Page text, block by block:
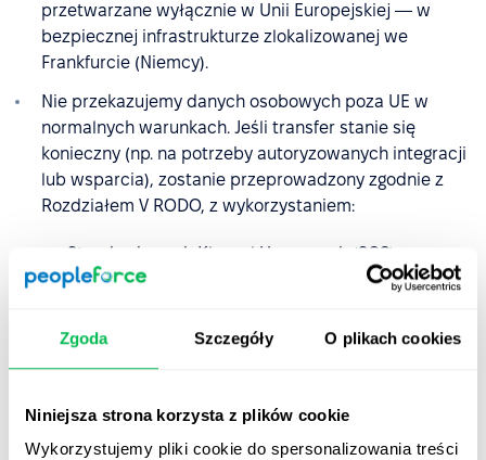
Zgoda Szczegóły O plikach cookies
Niniejsza strona korzysta z plików cookie
Wykorzystujemy pliki cookie do spersonalizowania treści
przetwarzane wyłącznie w Unii Europejskiej — w
bezpiecznej infrastrukturze zlokalizowanej we
Frankfurcie (Niemcy).
Nie przekazujemy danych osobowych poza UE w
normalnych warunkach. Jeśli transfer stanie się
konieczny (np. na potrzeby autoryzowanych integracji
lub wsparcia), zostanie przeprowadzony zgodnie z
Rozdziałem V RODO, z wykorzystaniem:
Standardowych Klauzul Umownych (SCC),
decyzji stwierdzających odpowiedni stopień